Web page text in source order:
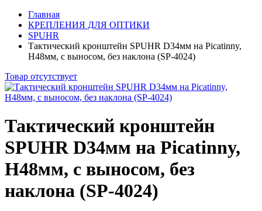
Главная
КРЕПЛЕНИЯ ДЛЯ ОПТИКИ
SPUHR
Тактический кронштейн SPUHR D34мм на Picatinny,
H48мм, с выносом, без наклона (SP-4024)
Товар отсутствует
Тактический кронштейн
SPUHR D34мм на Picatinny,
H48мм, с выносом, без
наклона (SP-4024)